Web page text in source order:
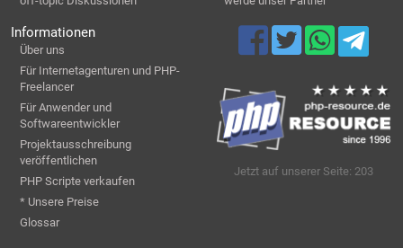
Informationen
Über uns
Für Internetagenturen und PHP-
Freelancer
Für Anwender und
Softwareentwickler
Projektausschreibung
veröffentlichen
PHP Scripte verkaufen
* Unsere Preise
Glossar
Jetzt auf unserer Seite: 203